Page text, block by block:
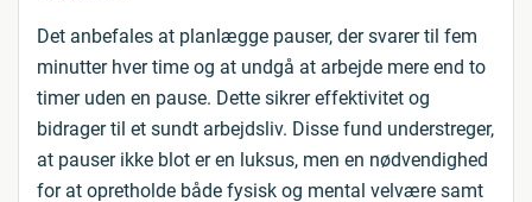
Det anbefales at planlægge pauser, der svarer til fem
minutter hver time og at undgå at arbejde mere end to
timer uden en pause. Dette sikrer effektivitet og
bidrager til et sundt arbejdsliv. Disse fund understreger,
at pauser ikke blot er en luksus, men en nødvendighed
for at opretholde både fysisk og mental velvære samt